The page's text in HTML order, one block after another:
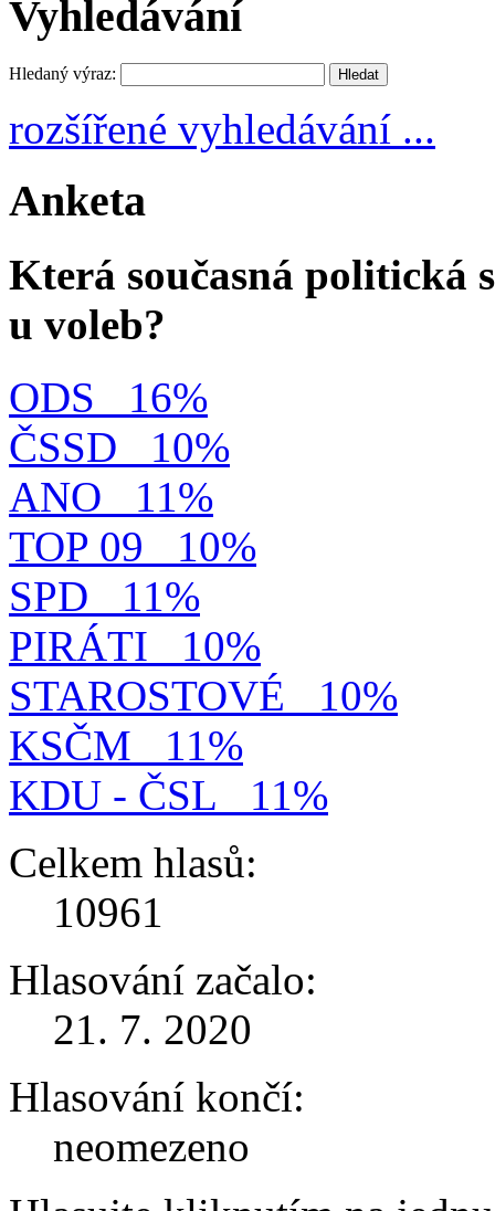
Vyhledávání
Hledaný výraz:
rozšířené vyhledávání ...
Anketa
Která současná politická
u voleb?
ODS
16%
ČSSD
10%
ANO
11%
TOP 09
10%
SPD
11%
PIRÁTI
10%
STAROSTOVÉ
10%
KSČM
11%
KDU - ČSL
11%
Celkem hlasů:
10961
Hlasování začalo:
21. 7. 2020
Hlasování končí:
neomezeno